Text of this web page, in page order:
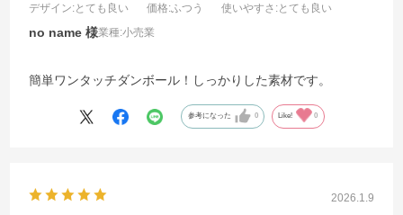
デザイン:とても良い 価格:ふつう 使いやすさ :とても良い
no name 業種:小売業
簡単ワンタッチダンボール！しっかりした素材です。
参考になった 0 Like! 0
2026.1.9